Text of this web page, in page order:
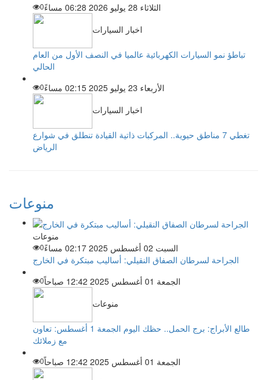
الثلاثاء 28 يوليو 2026 06:28 مساءً 0
اخبار السيارات
تباطؤ نمو السيارات الكهربائية عالميا في النصف الأول من العام
الحالي
الأربعاء 23 يوليو 2025 02:15 مساءً
0
اخبار السيارات
تغطي 7 مناطق حيوية.. المركبات ذاتية القيادة تنطلق في شوارع
الرياض
منوعات
منوعات
السبت 02 أغسطس 2025 02:17 مساءً
0
الجراحة لسرطان الصفاق النقيلي: أساليب مبتكرة في الخارج
الجمعة 01 أغسطس 2025 12:42 صباحاً
0
منوعات
طالع الأبراج: برج الحمل.. حظك اليوم الجمعة 1 أغسطس: تعاون
مع زملائك
الجمعة 01 أغسطس 2025 12:42 صباحاً
0